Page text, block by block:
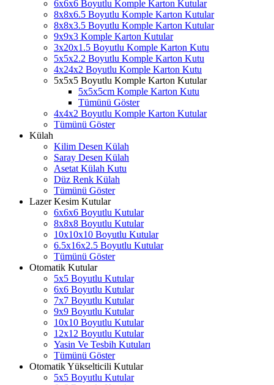
6x6x6 Boyutlu Komple Karton Kutular
8x8x6.5 Boyutlu Komple Karton Kutular
8x8x3.5 Boyutlu Komple Karton Kutular
9x9x3 Komple Karton Kutular
3x20x1.5 Boyutlu Komple Karton Kutu
5x5x2.2 Boyutlu Komple Karton Kutu
4x24x2 Boyutlu Komple Karton Kutu
5x5x5 Boyutlu Komple Karton Kutular
5x5x5cm Komple Karton Kutu
Tümünü Göster
4x4x2 Boyutlu Komple Karton Kutular
Tümünü Göster
Külah
Kilim Desen Külah
Saray Desen Külah
Asetat Külah Kutu
Düz Renk Külah
Tümünü Göster
Lazer Kesim Kutular
6x6x6 Boyutlu Kutular
8x8x8 Boyutlu Kutular
10x10x10 Boyutlu Kutular
6.5x16x2.5 Boyutlu Kutular
Tümünü Göster
Otomatik Kutular
5x5 Boyutlu Kutular
6x6 Boyutlu Kutular
7x7 Boyutlu Kutular
9x9 Boyutlu Kutular
10x10 Boyutlu Kutular
12x12 Boyutlu Kutular
Yasin Ve Tesbih Kutuları
Tümünü Göster
Otomatik Yükselticili Kutular
5x5 Boyutlu Kutular